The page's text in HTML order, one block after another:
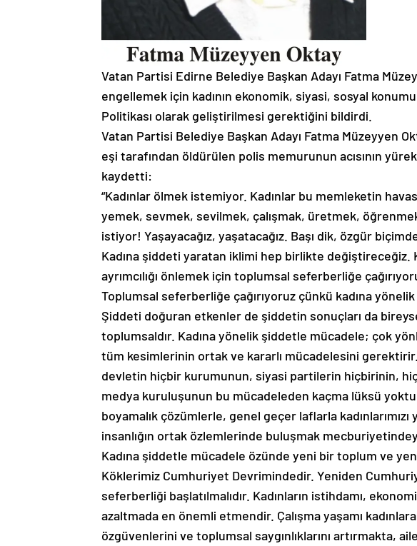
Vatan Partisi Edirne Belediye Başkan Adayı Fatma
engellemek için kadının ekonomik, siyasi, sosyal
Politikası olarak geliştirilmesi gerektiğini bildirdi.
Vatan Partisi Belediye Başkan Adayı Fatma Müzeyyen
eşi tarafından öldürülen polis memurunun acısının
kaydetti:
“Kadınlar ölmek istemiyor. Kadınlar bu memleketin
yemek, sevmek, sevilmek, çalışmak, üretmek,
istiyor! Yaşayacağız, yaşatacağız. Başı dik, özgür
Kadına şiddeti yaratan iklimi hep birlikte değiştireceğiz.
ayrımcılığı önlemek için toplumsal seferberliğe
Toplumsal seferberliğe çağırıyoruz çünkü kadına
Şiddeti doğuran etkenler de şiddetin sonuçları da
toplumsaldır. Kadına yönelik şiddetle mücadele; çok
tüm kesimlerinin ortak ve kararlı mücadelesini
devletin hiçbir kurumunun, siyasi partilerin hiçbirinin,
medya kuruluşunun bu mücadeleden kaçma lüksü
boyamalık çözümlerle, genel geçer laflarla
insanlığın ortak özlemlerinde buluşmak
Kadına şiddetle mücadele özünde yeni bir toplum ve
Köklerimiz Cumhuriyet Devrimindedir. Yeniden
seferberliği başlatılmalıdır. Kadınların istihdamı,
azaltmada en önemli etmendir. Çalışma yaşamı
özgüvenlerini ve toplumsal saygınlıklarını artırmakta,